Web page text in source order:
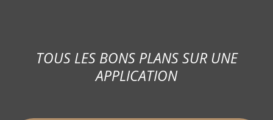
TOUS LES BONS PLANS SUR UNE
APPLICATION